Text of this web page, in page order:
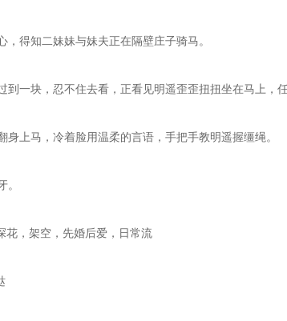
得知二妹妹与妹夫正在隔壁庄子骑马。
一块，忍不住去看，正看见明遥歪歪扭扭坐在马上，任
上马，冷着脸用温柔的言语，手把手教明遥握缰绳。
，架空，先婚后爱，日常流